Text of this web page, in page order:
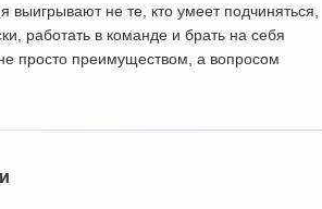
не те, кто умеет подчиняться,
работать в команде и брать на себя
просто преимуществом, а вопросом